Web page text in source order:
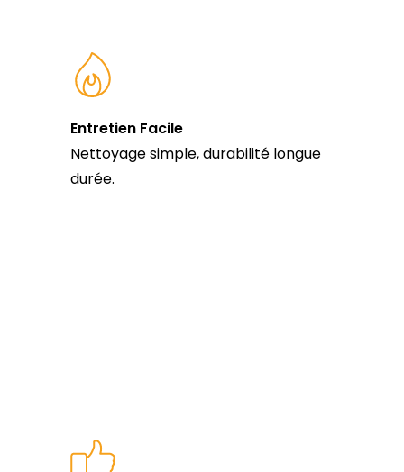
Entretien Facile
Nettoyage simple, durabilité longue
durée.